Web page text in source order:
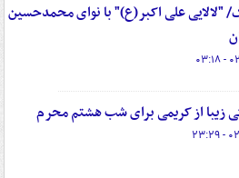
"لالایی علی اکبر(ع)" با نوای محمدحسین
زیبا از کریمی برای شب هشتم محرم